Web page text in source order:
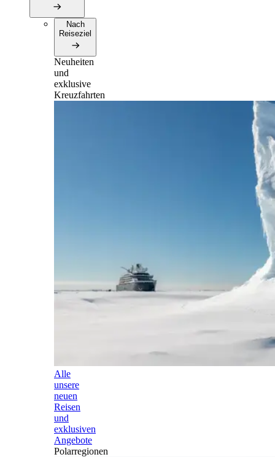
Nach
Reiseziel
Neuheiten
und
exklusive
Kreuzfahrten
Alle
unsere
neuen
Reisen
und
exklusiven
Angebote
Polarregionen